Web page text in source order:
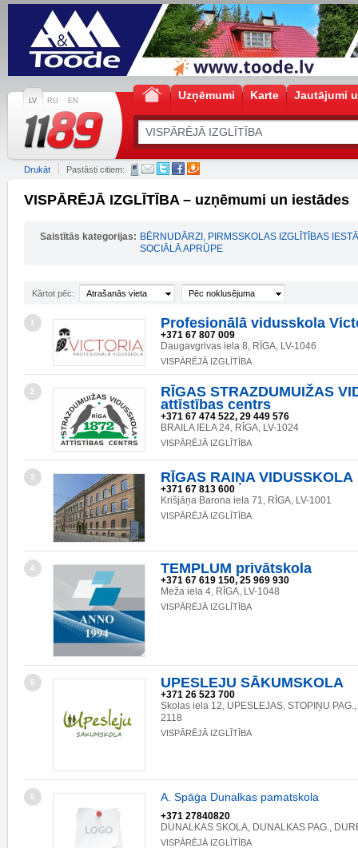
LV RU EN Uzņēmumi Karte Jautājumi
Drukāt Pastāsti citiem:
VISPĀRĒJĀ IZGLĪTĪBA – uzņēmumi un iestādes
Saistītās kategorijas: BĒRNUDĀRZI, PIRMSSKOLAS IZGLĪTĪBAS
SOCIĀLĀ APRŪPE
Kārtot pēc: Atrašanās vieta Pēc noklusējuma
1 Profesionālā vidusskola
+371 67 807 009
Daugavgrivas iela 8, RĪGA, LV-1046
VISPĀRĒJĀ IZGLĪTĪBA
2
RĪGAS STRAZDUMUIŽAS
attīstības centrs
+371 67 474 522, 29 449 576
BRAILA IELA 24, RĪGA, LV-1024
VISPĀRĒJĀ IZGLĪTĪBA
3 RĪGAS RAIŅA VIDUSSKOLA
+371 67 813 600
Krišjāņa Barona iela 71, RĪGA, LV-1001
VISPĀRĒJĀ IZGLĪTĪBA
4 TEMPLUM privātskola
+371 67 619 150, 25 969 930
Meža iela 4, RĪGA, LV-1048
VISPĀRĒJĀ IZGLĪTĪBA
5 UPESLEJU SĀKUMSKOLA
+371 26 523 700
Skolas iela 12, UPESLEJAS, STOPIŅU PAG.,
2118
VISPĀRĒJĀ IZGLĪTĪBA
6 A. Spāģa Dunalkas pamatskola
+371 27840820
DUNALKAS SKOLA, DUNALKAS PAG.,
VISPĀRĒJĀ IZGLĪTĪBA